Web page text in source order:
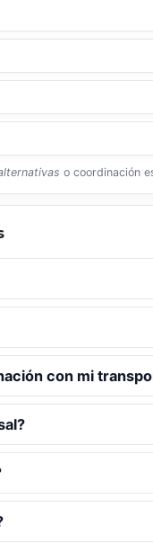
o coordinación
con mi